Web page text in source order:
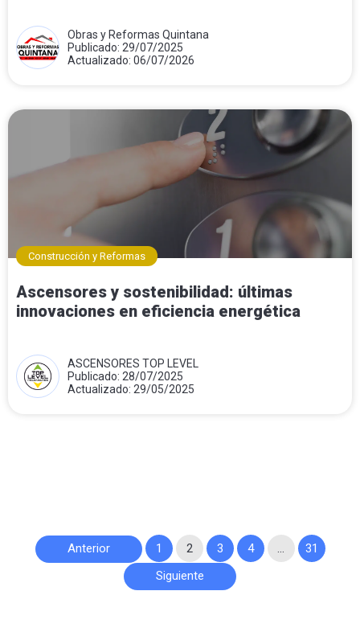
Obras y Reformas Quintana
Publicado: 29/07/2025
Actualizado: 06/07/2026
Construcción y Reformas
Ascensores y sostenibilidad: últimas
innovaciones en eficiencia energética
ASCENSORES TOP LEVEL
Publicado: 28/07/2025
Actualizado: 29/05/2025
Paginación
Anterior 1 2 3 4 …
31
Siguiente